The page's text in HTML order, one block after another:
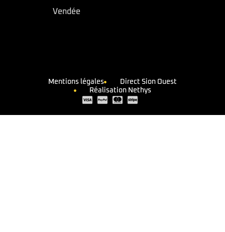
Vendée
Mentions légales
Direct Sion Ouest
Réalisation Nethys